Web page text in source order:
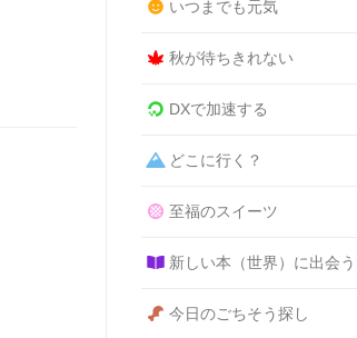
いつまでも元気
秋が待ちきれない
DXで加速する
どこに行く？
至福のスイーツ
新しい本（世界）に出会う
今日のごちそう探し